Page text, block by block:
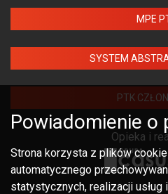
MPE
SYSTEM
PTK
Opieka i
Powiadomienie o
Strona korzysta z plików
automatycznego
statystycznych, realizacji